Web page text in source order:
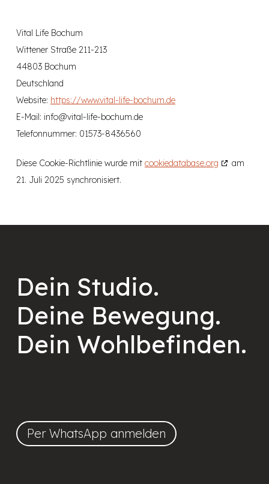
Vital Life Bochum
Wittener Straße 211-213
44803 Bochum
Deutschland
Website: https://www.vital-life-bochum.de
E-Mail: info@vital-life-bochum.de
Telefonnummer: 01573-8436560
Diese Cookie-Richtlinie wurde mit cookiedatabase.org
am
21. Juli 2025 synchronisiert.
Dein Studio.
Deine Bewegung.
Dein Wohl­befinden.
Per WhatsApp anmelden